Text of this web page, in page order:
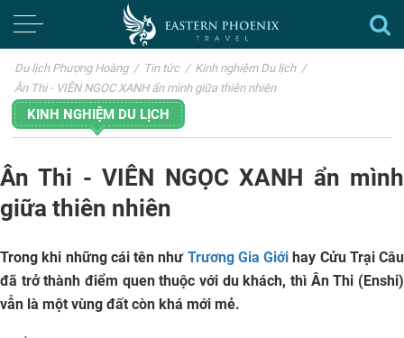
Du lịch Phượng Hoàng / Tin tức / Kinh nghiệm Du lịch /
Ân Thi - VIÊN NGỌC XANH ẩn mình giữa thiên nhiên
KINH NGHIỆM DU LỊCH
Ân Thi - VIÊN NGỌC XANH ẩn mình
giữa thiên nhiên
Trong khi những cái tên như Trương Gia Giới hay Cửu Trại Câu
đã trở thành điểm quen thuộc với du khách, thì Ân Thi (Enshi)
vẫn là một vùng đất còn khá mới mẻ.